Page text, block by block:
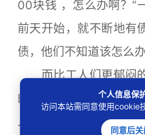
00块钱 ，怎么办啊？”
前天开始，就不断地有
债，他们不知道该怎么办
而比工人们更郁闷的
的管理人员。负责安全
人们这三个月还发了
个人信息保
访问本站需同意使用cookie
同意后关